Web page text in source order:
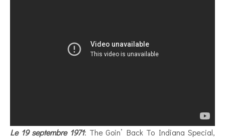
Le 19 septembre 1971: The Goin’ Back To Indiana Special,